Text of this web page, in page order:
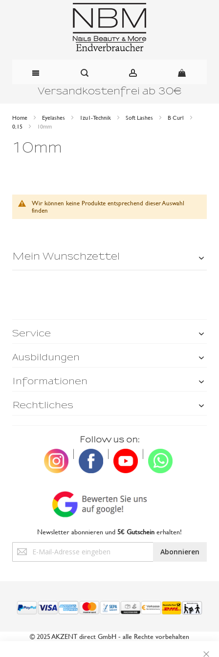
Inhalt
Versandkostenfrei ab 30€
Home Eyelashes 1zu1-Technik Soft Lashes
B Curl
0,15
10mm
10mm
Wir können keine Produkte entsprechend dieser Auswahl
finden
Mein Wunschzettel
Service
Ausbildungen
Informationen
Rechtliches
Follow us on:
Newsletter abonnieren und5€ Gutscheinerhalten!
Anmeldung
zum
Abonnieren
© 2025 AKZENT direct GmbH - alle Rechte vorbehalten